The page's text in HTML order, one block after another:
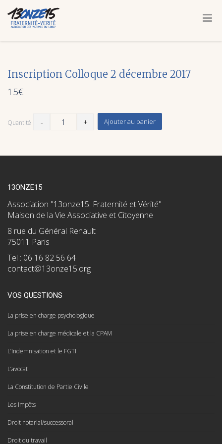
Inscription Colloque 2 décembre 2017
15€
Quantité Ajouter au panier
13ONZE15
Association "13onze15: Fraternité et Vérité"
Maison de la Vie Associative et Citoyenne
8 rue du Général Renault
75011 Paris
Tel : 06 16 82 56 64
contact@13onze15.org
VOS QUESTIONS
La prise en charge psychologique
La prise en charge médicale et la CPAM
L’Indemnisation et le FGTI
L’avocat
La Constitution de Partie Civile
Les Impôts
Droit notarial/successoral
Droit du travail